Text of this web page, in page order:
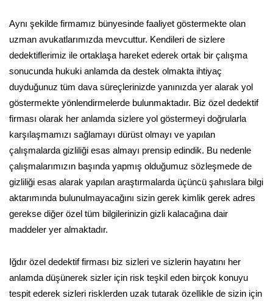
Aynı şekilde firmamız bünyesinde faaliyet göstermekte olan
uzman avukatlarımızda mevcuttur. Kendileri de sizlere
dedektiflerimiz ile ortaklaşa hareket ederek ortak bir çalışma
sonucunda hukuki anlamda da destek olmakta ihtiyaç
duyduğunuz tüm dava süreçlerinizde yanınızda yer alarak yol
göstermekte yönlendirmelerde bulunmaktadır. Biz özel dedektif
firması olarak her anlamda sizlere yol göstermeyi doğrularla
karşılaşmamızı sağlamayı dürüst olmayı ve yapılan
çalışmalarda gizliliği esas almayı prensip edindik. Bu nedenle
çalışmalarımızın başında yapmış olduğumuz sözleşmede de
gizliliği esas alarak yapılan araştırmalarda üçüncü şahıslara bilgi
aktarımında bulunulmayacağını sizin gerek kimlik gerek adres
gerekse diğer özel tüm bilgilerinizin gizli kalacağına dair
maddeler yer almaktadır.
Iğdır özel dedektif firması biz sizleri ve sizlerin hayatını her
anlamda düşünerek sizler için risk teşkil eden birçok konuyu
tespit ederek sizleri risklerden uzak tutarak özellikle de sizin için